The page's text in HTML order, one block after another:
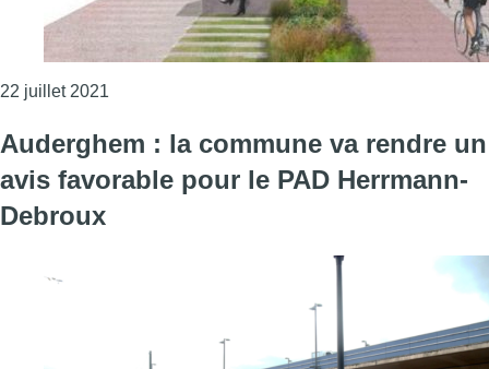
22 juillet 2021
Auderghem : la commune va rendre un
avis favorable pour le PAD Herrmann-
Debroux